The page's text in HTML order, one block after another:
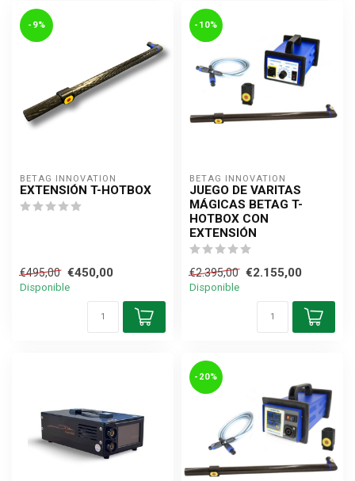
-9%
BETAG INNOVATION
EXTENSIÓN T-HOTBOX
€495,00 €450,00
Disponible
-10%
BETAG INNOVATION
JUEGO DE VARITAS
MÁGICAS BETAG T-
HOTBOX CON
EXTENSIÓN
€2.395,00 €2.155,00
Disponible
-20%